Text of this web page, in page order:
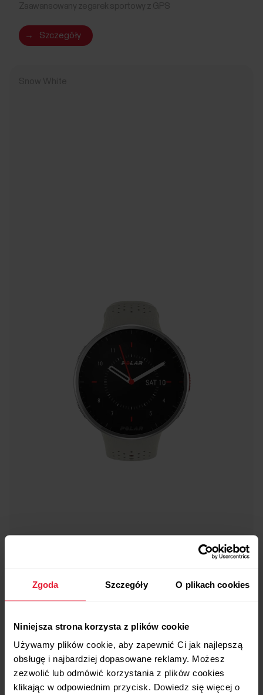
Zgoda Szczegóły O plikach cookies
Niniejsza strona korzysta z plików cookie
Używamy plików cookie, aby zapewnić Ci jak najlepszą
obsługę i najbardziej dopasowane reklamy. Możesz
zezwolić lub odmówić korzystania z plików cookies
klikając w odpowiednim przycisk. Dowiedz się więcej o
→ Szczegóły